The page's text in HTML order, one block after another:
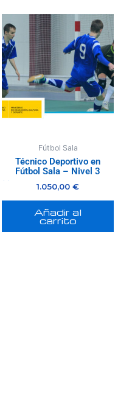
Fútbol Sala
Técnico Deportivo en
Fútbol Sala – Nivel 3
1.050,00 €
Añadir al
carrito